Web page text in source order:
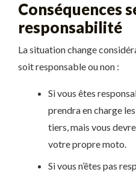
Conséquences
responsabilité
La situation change
soit responsable ou non :
Si vous êtes
prendra en charge
tiers, mais vous
votre propre moto.
Si vous n’êtes pas